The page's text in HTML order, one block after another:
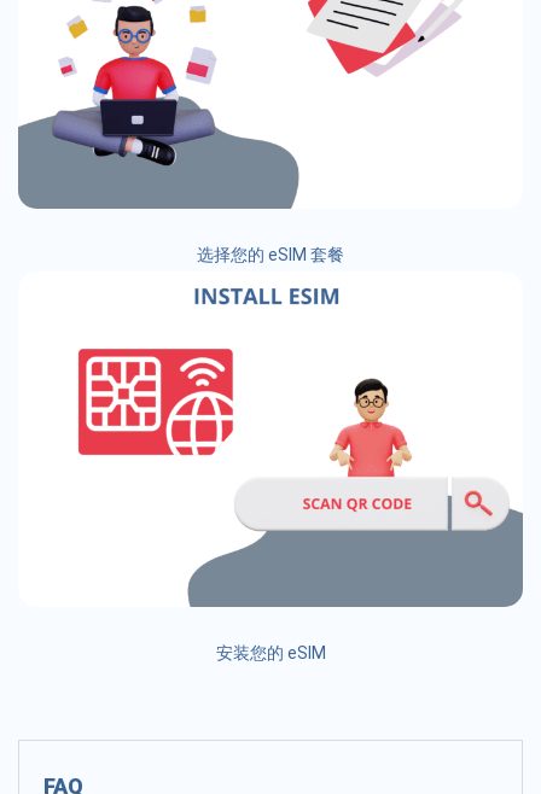
选择您的 eSIM 套餐
安装您的 eSIM
FAQ